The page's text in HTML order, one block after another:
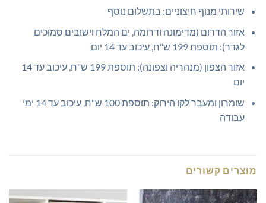
שירותי מנוף חיצוניים: בתשלום נוסף
אזור הדרום (מדימונה ודרומה, ים המלח וישובים סמוכים
לגדר): תוספת 199 ש"ח, עיכוב עד 14 יום
אזור הצפון (מנהריה וצפונה): תוספת 199 ש"ח, עיכוב עד 14
יום
שומרון ומעבר לקו הירוק: תוספת 100 ש"ח, עיכוב עד 14 ימי
עבודה
מוצרים קשורים